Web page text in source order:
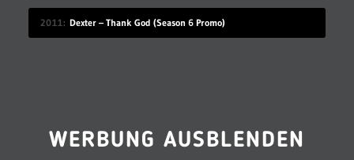
2011 Dexter – Thank God (Season 6 Promo)
WERBUNG AUSBLENDEN